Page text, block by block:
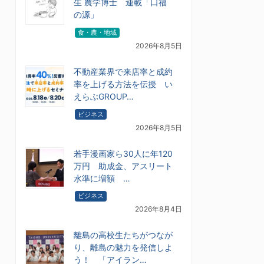
生 農学博士 連載「口福
の源」
食・農・地域
2026年8月5日
不動産業界で来店率と成約
率を上げる方法を伝授 い
えらぶGROUP…
ビジネス
2026年8月5日
若手漫画家ら30人に年120
万円 助成金、アスリート
水準に増額 …
ビジネス
2026年8月4日
離島の高校生たちがつなが
り、離島の魅力を発信しよ
う！ 「アイラン…